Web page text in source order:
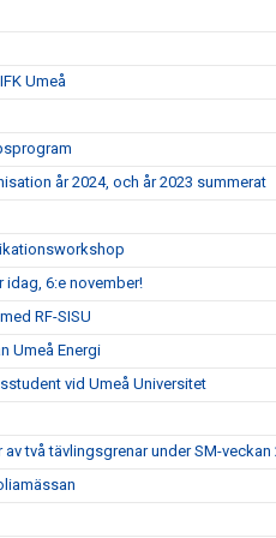
Umeå
år 2024, och år 2023 summerat
idag, 6:e november!
RF-SISU
Umeå Energi
vid Umeå Universitet
av två tävlingsgrenar under SM-veckan